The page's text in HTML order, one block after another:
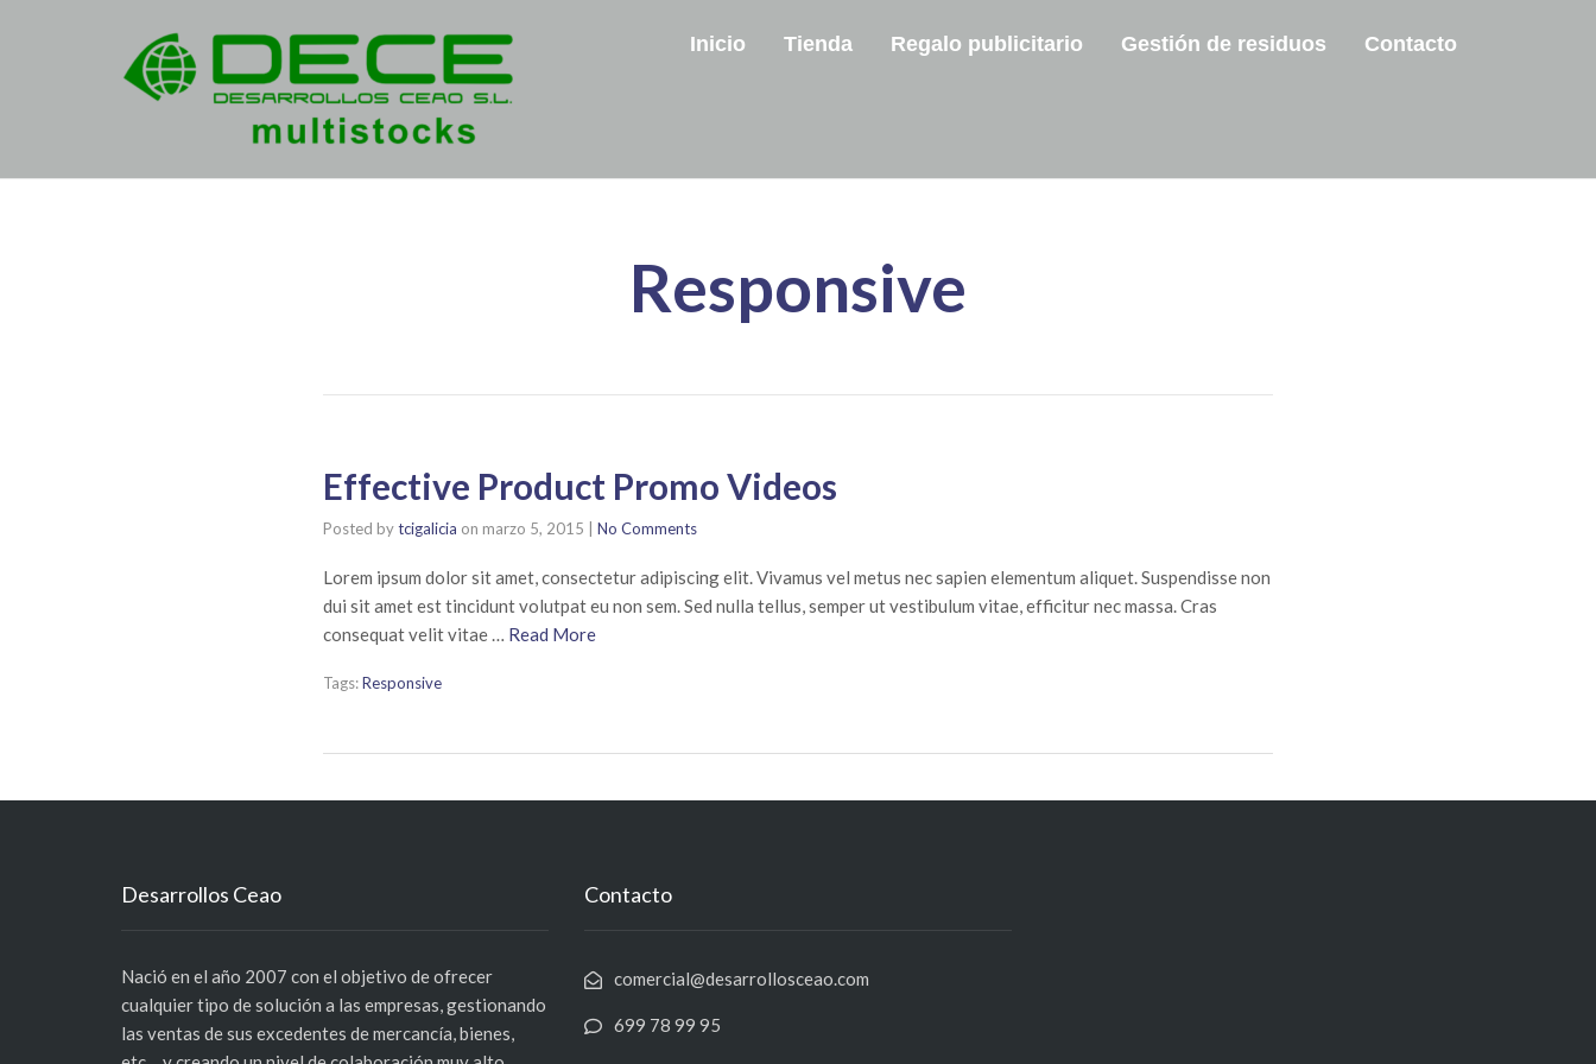
Inicio Tienda Regalo publicitario Gestión de residuos Contacto
Responsive
Effective Product Promo Videos
Posted bytcigalicia on marzo 5, 2015 No Comments
Lorem ipsum dolor sit amet, consectetur adipiscing elit. Vivamus vel metus nec sapien elementum aliquet. Suspendisse non
dui sit amet est tincidunt volutpat eu non sem. Sed nulla tellus, semper ut vestibulum vitae, efficitur nec massa. Cras
consequat velit vitae … Read More
Tags:Responsive
Desarrollos Ceao
Nació en el año 2007 con el objetivo de ofrecer
cualquier tipo de solución a las empresas, gestionando
las ventas de sus excedentes de mercancía, bienes,
Contacto
comercial@desarrollosceao.com
699 78 99 95